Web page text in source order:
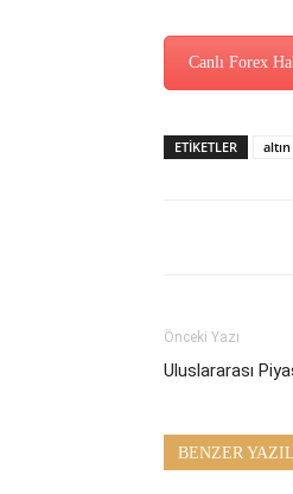
Canlı Forex
ETİKETLER
Önceki Yazı
Uluslararası
BENZER